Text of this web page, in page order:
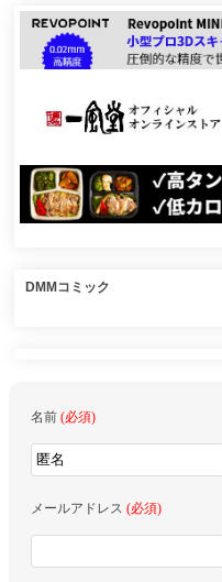
DMMコミック
名前 (必須)
メールアドレス (必須)